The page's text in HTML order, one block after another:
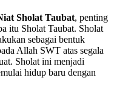
Sholat Taubat, penting
itu Sholat Taubat. Sholat
sebagai bentuk
Allah SWT atas segala
Sholat ini menjadi
hidup baru dengan